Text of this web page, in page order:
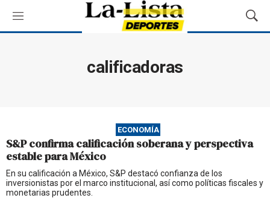
M
e
M
o
q
d
calificadoras
ECONOMÍA
S&P confirma calificación soberana y perspectiva
estable para México
En su calificación a México, S&P destacó confianza de los
inversionistas por el marco institucional, así como políticas fiscales y
monetarias prudentes.